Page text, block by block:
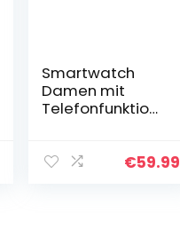
Smartwatch
Damen mit
Telefonfunktion,
Sportmodi
€59.99